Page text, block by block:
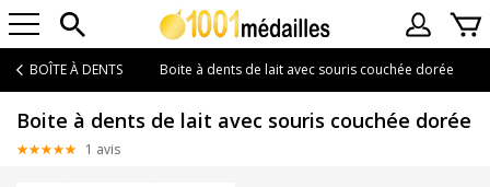
BOÎTE À DENTS Boite à dents de lait avec souris couchée dorée
Boite à dents de lait avec souris couchée dorée
1 avis